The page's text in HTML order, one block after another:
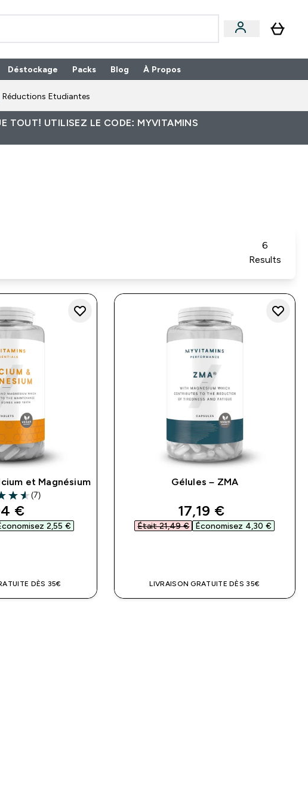
Déstockage Packs Enter Packs submenu
Blog À Propos
Réductions Etudiantes
TOUT! UTILISEZ LE CODE: MYVITAMINS
6
Results
et Magnésium
of 5 stars
(7)
price
€‎
2,55 €‎
DÈS 35€
Gélules – ZMA
discounted price
17,19 €‎
Était 21,49 €‎ Économisez 4,30 €‎
LIVRAISON GRATUITE DÈS 35€